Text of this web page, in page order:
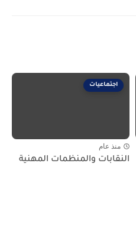
اجتماعيات
منذ عام
النقابات والمنظمات المهنية